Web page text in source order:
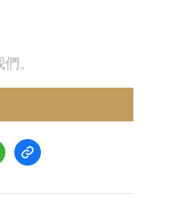
。